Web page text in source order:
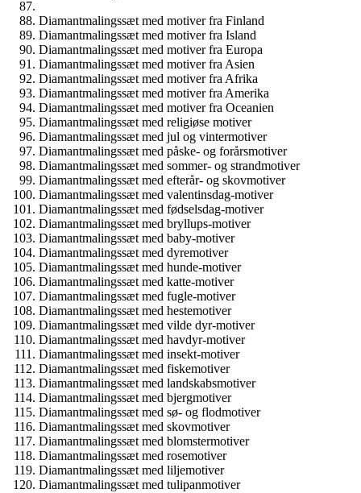
Diamantmalingssæt med motiver fra Finland
Diamantmalingssæt med motiver fra Island
Diamantmalingssæt med motiver fra Europa
Diamantmalingssæt med motiver fra Asien
Diamantmalingssæt med motiver fra Afrika
Diamantmalingssæt med motiver fra Amerika
Diamantmalingssæt med motiver fra Oceanien
Diamantmalingssæt med religiøse motiver
Diamantmalingssæt med jul og vintermotiver
Diamantmalingssæt med påske- og forårsmotiver
Diamantmalingssæt med sommer- og strandmotiver
Diamantmalingssæt med efterår- og skovmotiver
Diamantmalingssæt med valentinsdag-motiver
Diamantmalingssæt med fødselsdag-motiver
Diamantmalingssæt med bryllups-motiver
Diamantmalingssæt med baby-motiver
Diamantmalingssæt med dyremotiver
Diamantmalingssæt med hunde-motiver
Diamantmalingssæt med katte-motiver
Diamantmalingssæt med fugle-motiver
Diamantmalingssæt med hestemotiver
Diamantmalingssæt med vilde dyr-motiver
Diamantmalingssæt med havdyr-motiver
Diamantmalingssæt med insekt-motiver
Diamantmalingssæt med fiskemotiver
Diamantmalingssæt med landskabsmotiver
Diamantmalingssæt med bjergmotiver
Diamantmalingssæt med sø- og flodmotiver
Diamantmalingssæt med skovmotiver
Diamantmalingssæt med blomstermotiver
Diamantmalingssæt med rosemotiver
Diamantmalingssæt med liljemotiver
Diamantmalingssæt med tulipanmotiver